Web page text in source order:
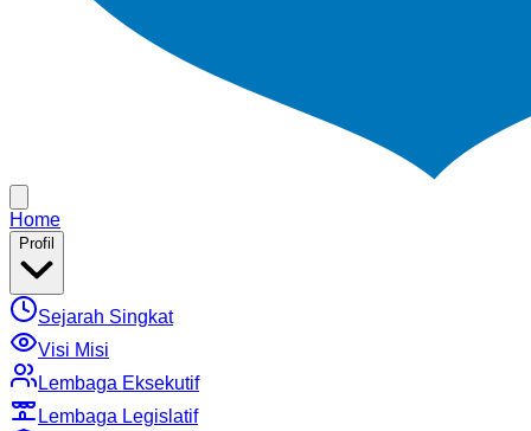
Home
Profil
Sejarah Singkat
Visi Misi
Lembaga Eksekutif
Lembaga Legislatif